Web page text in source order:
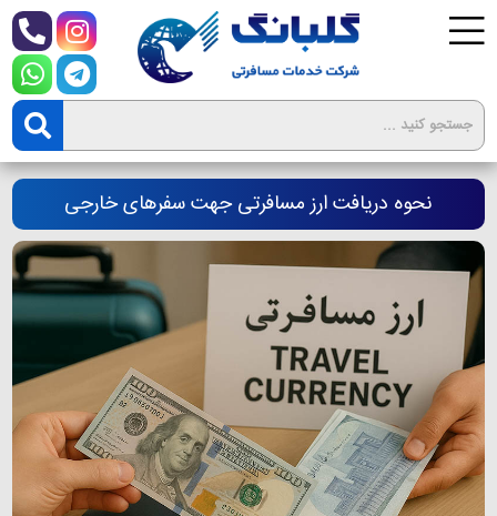
نحوه دریافت ارز مسافرتی جهت سفرهای خارجی